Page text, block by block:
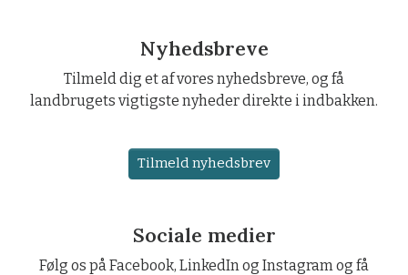
Nyhedsbreve
Tilmeld dig et af vores nyhedsbreve, og få
landbrugets vigtigste nyheder direkte i indbakken.
Tilmeld nyhedsbrev
Sociale medier
Følg os på Facebook, LinkedIn og Instagram og få